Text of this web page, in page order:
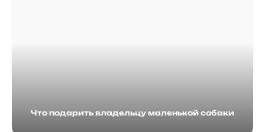
Что подарить владельцу маленькой собаки